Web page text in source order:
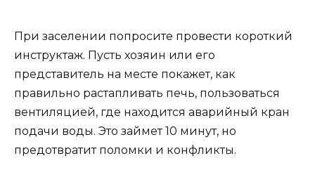
При заселении попросите провести короткий
инструктаж. Пусть хозяин или его
представитель на месте покажет, как
правильно растапливать печь, пользоваться
вентиляцией, где находится аварийный кран
подачи воды. Это займет 10 минут, но
предотвратит поломки и конфликты.